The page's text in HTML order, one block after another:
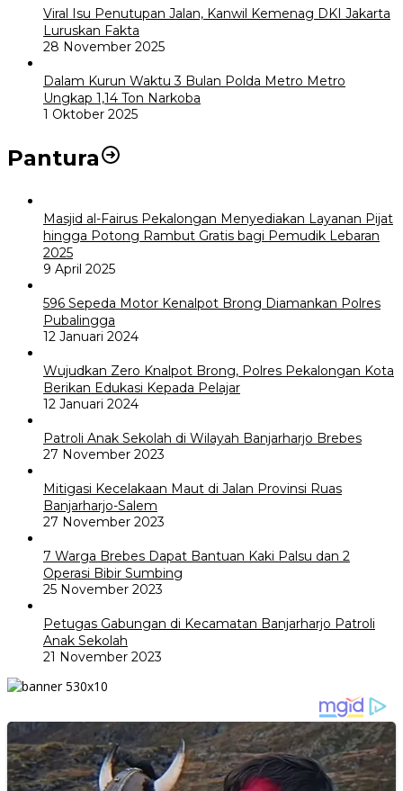
Viral Isu Penutupan Jalan, Kanwil Kemenag DKI Jakarta
Luruskan Fakta
28 November 2025
Dalam Kurun Waktu 3 Bulan Polda Metro Metro
Ungkap 1,14 Ton Narkoba
1 Oktober 2025
Pantura
Masjid al-Fairus Pekalongan Menyediakan Layanan Pijat
hingga Potong Rambut Gratis bagi Pemudik Lebaran
2025
9 April 2025
596 Sepeda Motor Kenalpot Brong Diamankan Polres
Pubalingga
12 Januari 2024
Wujudkan Zero Knalpot Brong, Polres Pekalongan Kota
Berikan Edukasi Kepada Pelajar
12 Januari 2024
Patroli Anak Sekolah di Wilayah Banjarharjo Brebes
27 November 2023
Mitigasi Kecelakaan Maut di Jalan Provinsi Ruas
Banjarharjo-Salem
27 November 2023
7 Warga Brebes Dapat Bantuan Kaki Palsu dan 2
Operasi Bibir Sumbing
25 November 2023
Petugas Gabungan di Kecamatan Banjarharjo Patroli
Anak Sekolah
21 November 2023